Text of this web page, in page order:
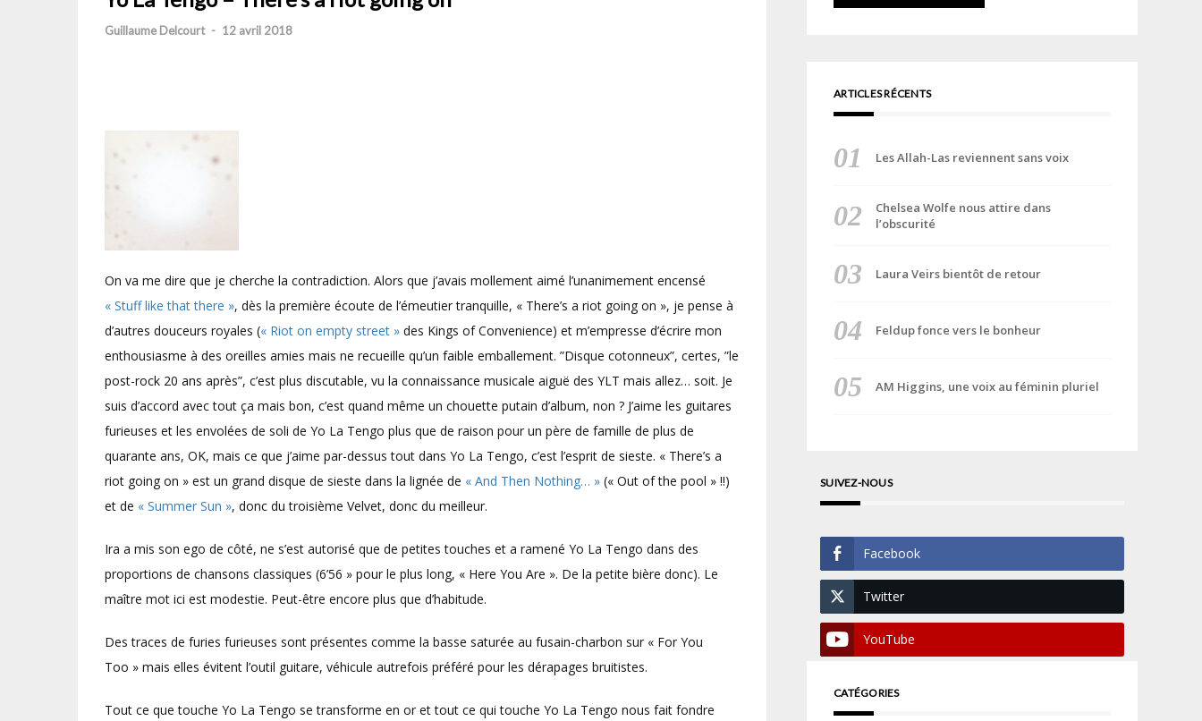
Guillaume Delcourt - 12 avril 2018
On va me dire que je cherche la contradiction. Alors que j’avais mollement aimé l’unanimement encensé
« Stuff like that there », dès la première écoute de l’émeutier tranquille, « There’s a riot going on », je pense à
d’autres douceurs royales (« Riot on empty street » des Kings of Convenience) et m’empresse d’écrire mon
enthousiasme à des oreilles amies mais ne recueille qu’un faible emballement. ”Disque cotonneux”, certes, ”le
post-rock 20 ans après”, c’est plus discutable, vu la connaissance musicale aiguë des YLT mais allez… soit. Je
suis d’accord avec tout ça mais bon, c’est quand même un chouette putain d’album, non ? J’aime les guitares
furieuses et les envolées de soli de Yo La Tengo plus que de raison pour un père de famille de plus de
quarante ans, OK, mais ce que j’aime par-dessus tout dans Yo La Tengo, c’est l’esprit de sieste. « There’s a
riot going on » est un grand disque de sieste dans la lignée de « And Then Nothing… » (« Out of the pool » !!)
et de « Summer Sun », donc du troisième Velvet, donc du meilleur.
Ira a mis son ego de côté, ne s’est autorisé que de petites touches et a ramené Yo La Tengo dans des
proportions de chansons classiques (6’56 » pour le plus long, « Here You Are ». De la petite bière donc). Le
maître mot ici est modestie. Peut-être encore plus que d’habitude.
Des traces de furies furieuses sont présentes comme la basse saturée au fusain-charbon sur « For You
Too » mais elles évitent l’outil guitare, véhicule autrefois préféré pour les dérapages bruitistes.
Tout ce que touche Yo La Tengo se transforme en or et tout ce qui touche Yo La Tengo nous fait fondre
ARTICLES RÉCENTS
Les Allah-Las reviennent sans voix
Chelsea Wolfe nous attire dans
l’obscurité
Laura Veirs bientôt de retour
Feldup fonce vers le bonheur
AM Higgins, une voix au féminin pluriel
SUIVEZ-NOUS
Facebook
Twitter
YouTube
CATÉGORIES